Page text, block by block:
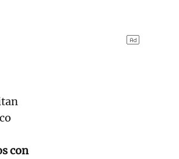
con